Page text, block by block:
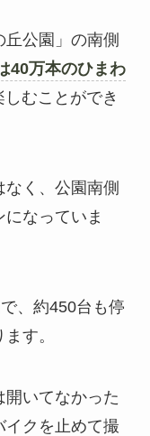
公園」の南側
40万本のひまわ
しむことができ
く、公園南側
なっていま
、約450台も停
す。
開いてなかった
イクを止めて撮